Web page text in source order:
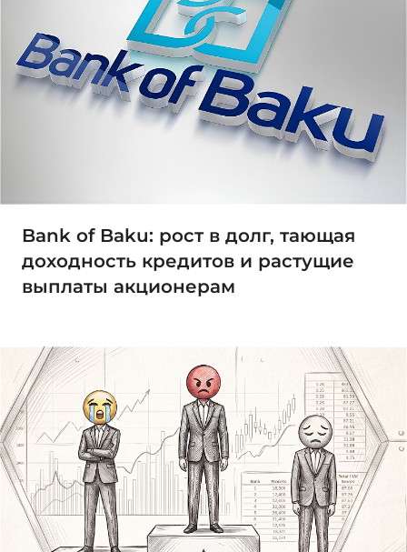
Bank of Baku: рост в долг, тающая
доходность кредитов и растущие
выплаты акционерам